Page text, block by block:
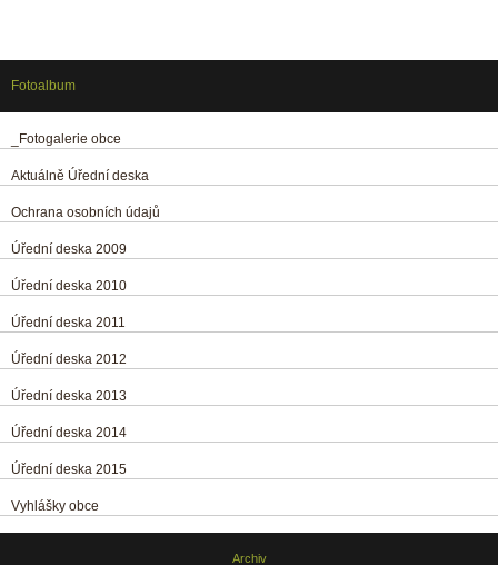
Fotoalbum
_Fotogalerie obce
Aktuálně Úřední deska
Ochrana osobních údajů
Úřední deska 2009
Úřední deska 2010
Úřední deska 2011
Úřední deska 2012
Úřední deska 2013
Úřední deska 2014
Úřední deska 2015
Vyhlášky obce
Archiv